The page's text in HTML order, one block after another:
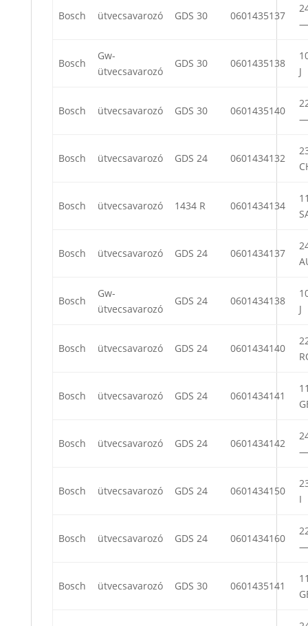
Bosch ütvecsavarozó GDS 30 0601435137
—
Bosch
Gw-
ütvecsavarozó
GDS 30 0601435138
J
Bosch ütvecsavarozó GDS 30 0601435140
—
Bosch ütvecsavarozó GDS 24 0601434132
Bosch ütvecsavarozó 1434 R 0601434134
Bosch ütvecsavarozó GDS 24 0601434137
Bosch
Gw-
ütvecsavarozó
GDS 24 0601434138
J
Bosch ütvecsavarozó GDS 24 0601434140
Bosch ütvecsavarozó GDS 24 0601434141
Bosch ütvecsavarozó GDS 24 0601434142
—
Bosch ütvecsavarozó GDS 24 0601434150
I
Bosch ütvecsavarozó GDS 24 0601434160
—
Bosch ütvecsavarozó GDS 30 0601435141